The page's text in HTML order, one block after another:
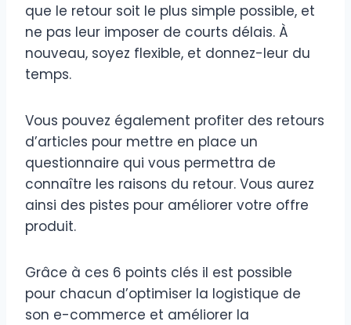
que le retour soit le plus simple possible, et
ne pas leur imposer de courts délais. À
nouveau, soyez flexible, et donnez-leur du
temps.
Vous pouvez également profiter des retours
d’articles pour mettre en place un
questionnaire qui vous permettra de
connaître les raisons du retour. Vous aurez
ainsi des pistes pour améliorer votre offre
produit.
Grâce à ces 6 points clés il est possible
pour chacun d’optimiser la logistique de
son e-commerce et améliorer la